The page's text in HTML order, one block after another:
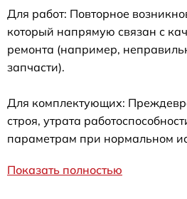
Для работ: Повторное
который напрямую связан с
ремонта (например,
запчасти).
Для комплектующих:
строя, утрата
параметрам при нормальном
Показать полностью